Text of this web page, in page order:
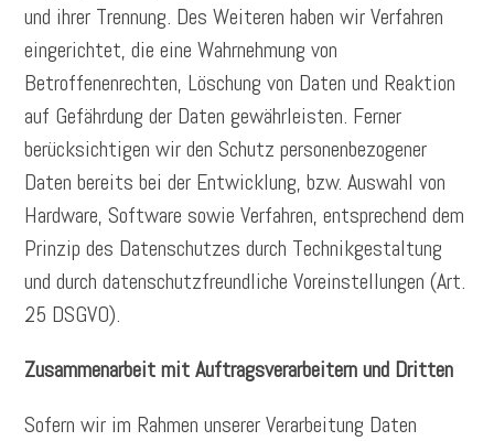
und ihrer Trennung. Des Weiteren haben wir Verfahren
eingerichtet, die eine Wahrnehmung von
Betroffenenrechten, Löschung von Daten und Reaktion
auf Gefährdung der Daten gewährleisten. Ferner
berücksichtigen wir den Schutz personenbezogener
Daten bereits bei der Entwicklung, bzw. Auswahl von
Hardware, Software sowie Verfahren, entsprechend dem
Prinzip des Datenschutzes durch Technikgestaltung
und durch datenschutzfreundliche Voreinstellungen (Art.
25 DSGVO).
Zusammenarbeit mit Auftragsverarbeitern und Dritten
Sofern wir im Rahmen unserer Verarbeitung Daten